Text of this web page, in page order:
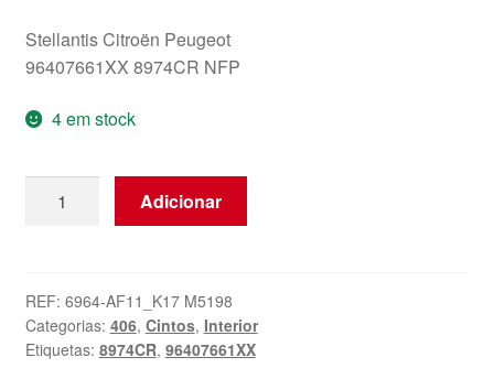
Stellantis Citroën Peugeot
96407661XX 8974CR NFP
4 em stock
Segurança
Dianteiro
Direito
Adicionar
REF: 6964-AF11_K17 M5198
Categorias: 406, Cintos, Interior
Etiquetas: 8974CR, 96407661XX